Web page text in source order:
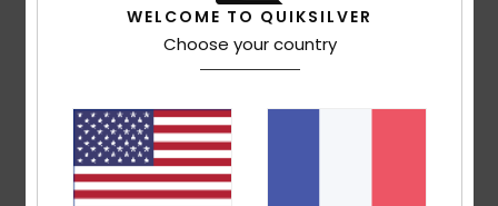
Matière :matière Highlite® 4-way stretch – plus
légère, plus rapide à sécher et plus flexible
Revêtement : revêtement hydrophobe à base de
plantes
Coupe :coupe Performance fit
Taille :taille fixe
WELCOME TO QUIKSILVER
Choose your country